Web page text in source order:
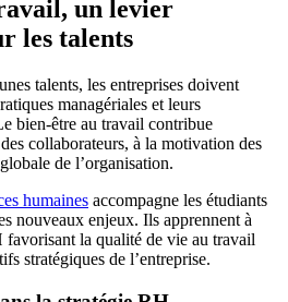
un levier
les talents
talents, les entreprises doivent
managériales et leurs
bien-être au travail contribue
collaborateurs, à la motivation des
de l’organisation.
humaines accompagne les étudiants
nouveaux enjeux. Ils apprennent à
la qualité de vie au travail
stratégiques de l’entreprise.